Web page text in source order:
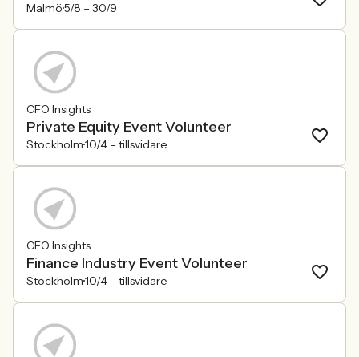
Malmö5/8 – 30/9
CFO Insights
Private Equity Event Volunteer
Stockholm10/4 – tillsvidare
CFO Insights
Finance Industry Event Volunteer
Stockholm10/4 – tillsvidare